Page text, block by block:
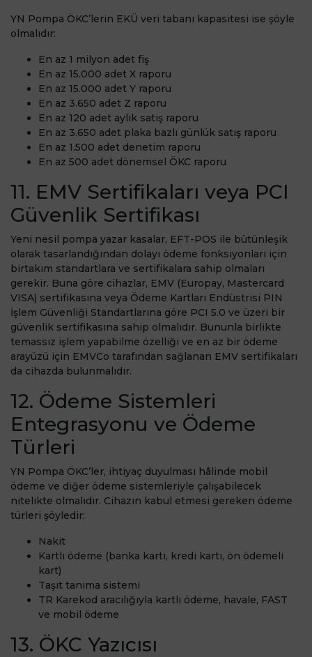
YN Pompa ÖKC’lerin EKÜ veri tabanı kapasitesi ise şöyle
olmalıdır:
En az 1 milyon adet fiş
En az 15.000 adet X raporu
En az 15.000 adet Y raporu
En az 3.650 adet Z raporu
En az 120 adet aylık satış raporu
En az 3.650 adet plaka bazlı günlük satış raporu
En az 1.500 adet denetim raporu
En az 500 adet dönemsel ÖKC raporu
11. EMV Sertifikaları veya PCI
Güvenlik Sertifikası
Yeni nesil pompa yazar kasalar, EFT-POS ile bütünleşik
olarak tasarlandığından dolayı ödeme fonksiyonları için
birtakım standartlara ve sertifikalara sahip olmaları
gerekir. Buna göre cihazlar, EMV (Europay, Mastercard
VISA) sertifikasına veya Ödeme Kartları Endüstrisi PIN
İşlem Güvenliği Standartlarına göre PCI 5.0 ve üzeri bir
güvenlik sertifikasına sahip olmalıdır. Bununla birlikte
temassız işlem yapabilme özelliği ve en az bir ödeme
arayüzü için EMVCo tarafından sağlanan EMV sertifikaları
da cihazda bulunmalıdır.
12. Ödeme Sistemleri
Entegrasyonu ve Ödeme
Türleri
YN Pompa ÖKC’ler, ihtiyaç duyulması hâlinde mobil
ödeme ve diğer ödeme sistemleriyle çalışabilecek
nitelikte olmalıdır. Cihazın kabul etmesi gereken ödeme
türleri şöyledir:
Nakit
Kartlı ödeme (banka kartı, kredi kartı, ön ödemeli
kart)
Taşıt tanıma sistemi
TR Karekod aracılığıyla kartlı ödeme, havale, FAST
ve mobil ödeme
13. ÖKC Yazıcısı